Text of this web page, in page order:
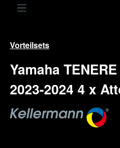
Vorteilsets
Yamaha
2023-2024 4 x